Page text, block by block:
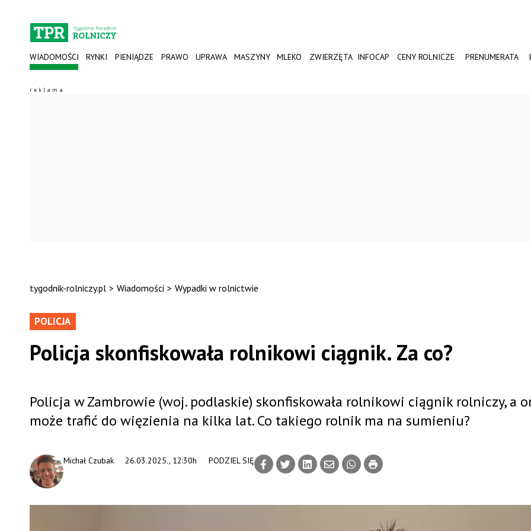
WIADOMOŚCI RYNKI PIENIĄDZE PRAWO UPRAWA MASZYNY MLEKO ZWIERZĘTA INFOCAP CENY ROLNICZE PRENUMERATA
tygodnik-rolniczy.pl > Wiadomości > Wypadki w rolnictwie
POLICJA
Policja skonfiskowała rolnikowi ciągnik. Za co?
26.03.2025., 12:30h
Michał Czubak PODZIEL SIĘ
Policja w Zambrowie (woj. podlaskie) skonfiskowała rolnikowi ciągnik rolniczy, a
może trafić do więzienia na kilka lat. Co takiego rolnik ma na sumieniu?